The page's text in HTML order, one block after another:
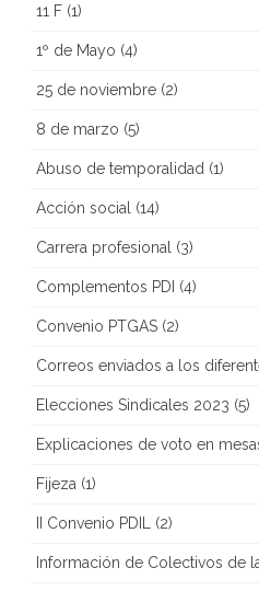
11 F (1)
1º de Mayo (4)
25 de noviembre (2)
8 de marzo (5)
Abuso de temporalidad (1)
Acción social (14)
Carrera profesional (3)
Complementos PDI (4)
Convenio PTGAS (2)
Correos enviados a los
Elecciones Sindicales 2023 (5)
Explicaciones de voto en
Fijeza (1)
II Convenio PDIL (2)
Información de Colectivos de